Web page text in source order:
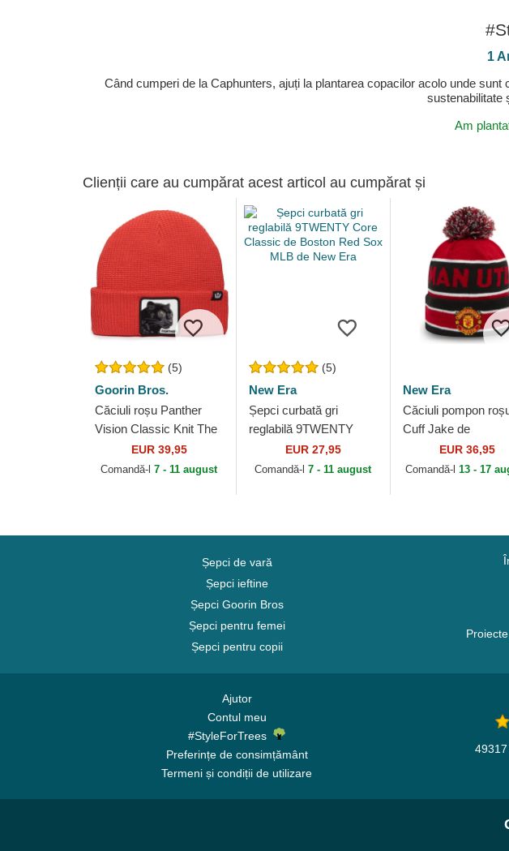
1
Când cumperi de la Caphunters, ajuți la plantarea copacilor acolo unde
sustenabilitate
Am
Clienții care au cumpărat acest articol au cumpărat și
(5)
Goorin Bros.
Căciuli roșu Panther
Vision Classic Knit The
Farm Goorin Bros.
EUR 39,95
Comandă-l7 - 11 august
(5)
New Era
Șepci curbată gri
reglabilă 9TWENTY
Core Classic de Boston
Red Sox MLB de New
EUR 27,95
Comandă-l7 - 11 august
New Era
Căciuli pompon
Cuff Jake de
Manchester United
Football Club
EUR 36,95
Comandă-l13 - 17
Șepci de vară
Șepci ieftine
Șepci Goorin Bros
Șepci pentru femei
Șepci pentru copii
Ajutor
Contul meu
#StyleForTrees
Preferințe de consimțământ
Termeni și condiții de utilizare